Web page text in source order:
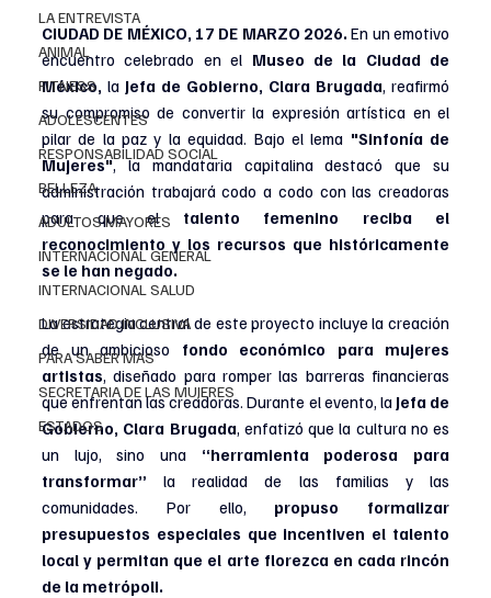
LA ENTREVISTA
ANIMAL
FITNESS
ADOLESCENTES
RESPONSABILIDAD SOCIAL
BELLEZA
ADULTOS MAYORES
INTERNACIONAL GENERAL
INTERNACIONAL SALUD
DIVERSIDAD INCLUSIVA
PARA SABER MAS
SECRETARIA DE LAS MUJERES
ESTADOS
CIUDAD DE MÉXICO, 17 DE MARZO 2026. En un emotivo
encuentro celebrado en el Museo de la Ciudad de
México, la Jefa de Gobierno, Clara Brugada, reafirmó
su compromiso de convertir la expresión artística en el
pilar de la paz y la equidad. Bajo el lema "Sinfonía de
Mujeres", la mandataria capitalina destacó que su
administración trabajará codo a codo con las creadoras
para que el talento femenino reciba el
reconocimiento y los recursos que históricamente
se le han negado.
La estrategia central de este proyecto incluye la creación
de un ambicioso fondo económico para mujeres
artistas, diseñado para romper las barreras financieras
que enfrentan las creadoras. Durante el evento, la Jefa de
Gobierno, Clara Brugada, enfatizó que la cultura no es
un lujo, sino una “herramienta poderosa para
transformar” la realidad de las familias y las
comunidades. Por ello, propuso formalizar
presupuestos especiales que incentiven el talento
local y permitan que el arte florezca en cada rincón
de la metrópoli.